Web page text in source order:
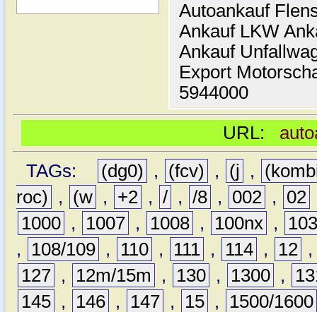
Autoankauf
Ankauf LKW
Ankauf
Export
5944000
URL:
TAGs:
(dg0) , (fcv) , (j ,
roc)
, (w , +2 , / , /8 , 002 , 02
1000 , 1007 , 1008 , 100nx ,
,
108/109 , 110 , 111 , 114 , 12
127 , 12m/15m , 130 , 1300 ,
145 , 146 , 147 , 15 ,
1500/1600